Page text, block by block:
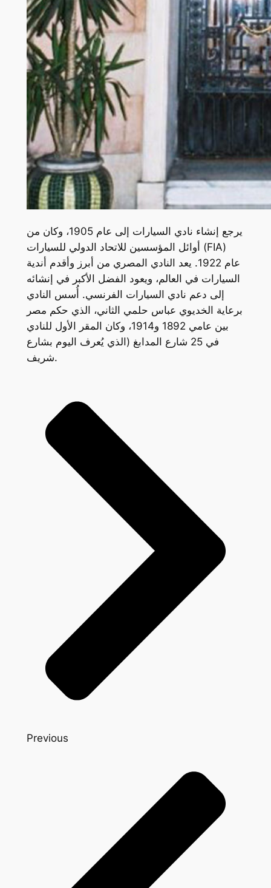
يرجع إنشاء نادي السيارات إلى عام 1905، وكان من
أوائل المؤسسين للاتحاد الدولي للسيارات (FIA)
عام 1922. يعد النادي المصري من أبرز وأقدم أندية
السيارات في العالم، ويعود الفضل الأكبر في إنشائه
إلى دعم نادي السيارات الفرنسي. أُسس النادي
برعاية الخديوي عباس حلمي الثاني، الذي حكم مصر
بين عامي 1892 و1914، وكان المقر الأول للنادي
في 25 شارع المدابغ (الذي يُعرف اليوم بشارع
شريف.
Previous